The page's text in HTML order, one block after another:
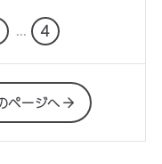
... 4
ページへ